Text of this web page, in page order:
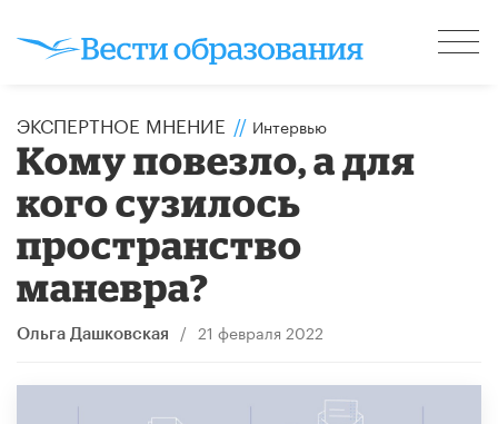
ЭКСПЕРТНОЕ МНЕНИЕ // Интервью
Кому повезло, а для
кого сузилось
пространство
маневра?
Ольга Дашковская / 21 февраля 2022